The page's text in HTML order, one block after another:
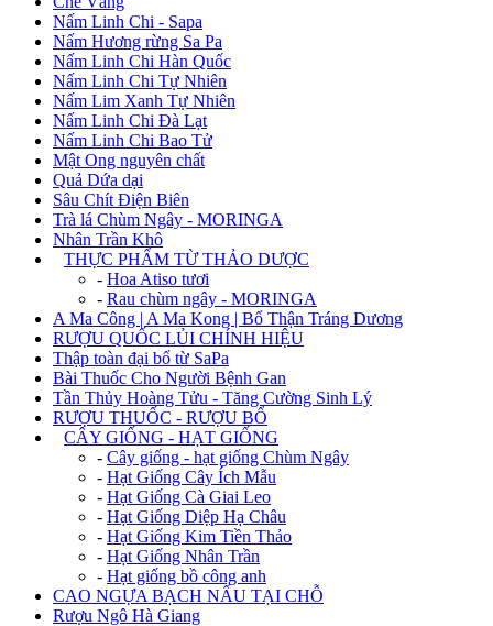
Nấm Linh Chi - Sapa
Nấm Hương rừng Sa Pa
Nấm Linh Chi Hàn Quốc
Nấm Linh Chi Tự Nhiên
Nấm Lim Xanh Tự Nhiên
Nấm Linh Chi Đà Lạt
Nấm Linh Chi Bao Tử
Mật Ong nguyên chất
Quả Dứa dại
Sâu Chít Điện Biên
Trà lá Chùm Ngây - MORINGA
Nhân Trần Khô
THỰC PHẨM TỪ THẢO DƯỢC
- Hoa Atiso tươi
- Rau chùm ngây - MORINGA
A Ma Công | A Ma Kong | Bổ Thận Tráng Dương
RƯỢU QUỐC LỦI CHÍNH HIỆU
Thập toàn đại bổ từ SaPa
Bài Thuốc Cho Người Bệnh Gan
Tần Thủy Hoàng Tửu - Tăng Cường Sinh Lý
RƯỢU THUỐC - RƯỢU BỔ
CÂY GIỐNG - HẠT GIỐNG
- Cây giống - hạt giống Chùm Ngây
- Hạt Giống Cây Ích Mẫu
- Hạt Giống Cà Giai Leo
- Hạt Giống Diệp Hạ Châu
- Hạt Giống Kim Tiền Thảo
- Hạt Giống Nhân Trần
- Hạt giống bồ công anh
CAO NGỰA BẠCH NẤU TẠI CHỖ
Rượu Ngô Hà Giang